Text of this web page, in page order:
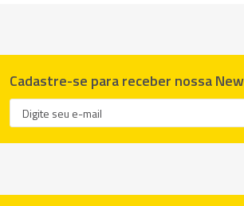
Cadastre-se para receber nossa